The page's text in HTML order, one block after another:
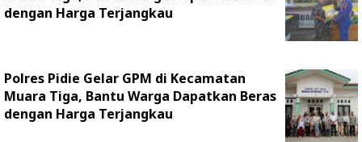
dengan Harga Terjangkau
‎Polres Pidie Gelar GPM di Kecamatan
Muara Tiga, Bantu Warga Dapatkan Beras
dengan Harga Terjangkau